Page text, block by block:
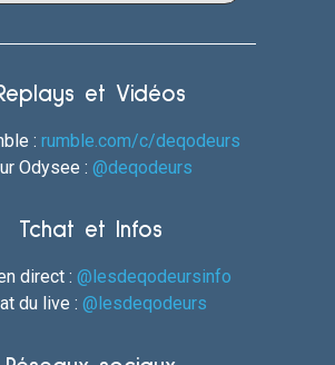
et Vidéos
:rumble.com/c/deqodeurs
Odysee : @deqodeurs
Tchat et Infos
direct :@lesdeqodeursinfo
du live :@lesdeqodeurs